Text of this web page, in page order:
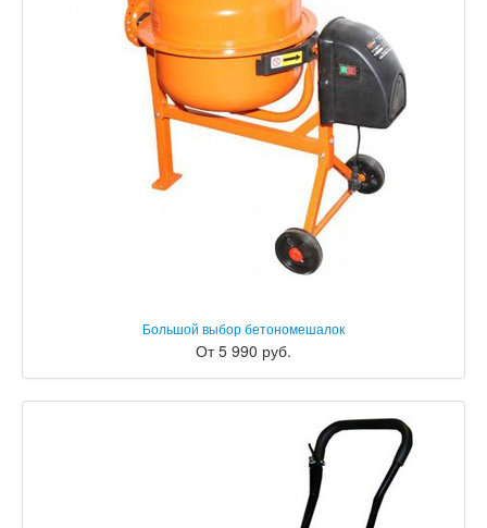
Большой выбор бетономешалок
От 5 990 руб.